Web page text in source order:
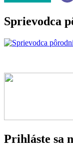
Sprievodca
Prihláste sa